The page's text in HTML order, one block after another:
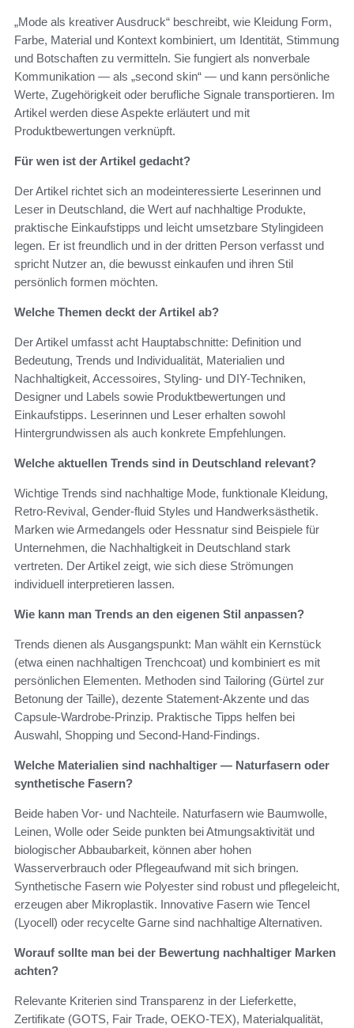
„Mode als kreativer Ausdruck“ beschreibt, wie Kleidung Form,
Farbe, Material und Kontext kombiniert, um Identität, Stimmung
und Botschaften zu vermitteln. Sie fungiert als nonverbale
Kommunikation — als „second skin“ — und kann persönliche
Werte, Zugehörigkeit oder berufliche Signale transportieren. Im
Artikel werden diese Aspekte erläutert und mit
Produktbewertungen verknüpft.
Für wen ist der Artikel gedacht?
Der Artikel richtet sich an modeinteressierte Leserinnen und
Leser in Deutschland, die Wert auf nachhaltige Produkte,
praktische Einkaufstipps und leicht umsetzbare Stylingideen
legen. Er ist freundlich und in der dritten Person verfasst und
spricht Nutzer an, die bewusst einkaufen und ihren Stil
persönlich formen möchten.
Welche Themen deckt der Artikel ab?
Der Artikel umfasst acht Hauptabschnitte: Definition und
Bedeutung, Trends und Individualität, Materialien und
Nachhaltigkeit, Accessoires, Styling- und DIY-Techniken,
Designer und Labels sowie Produktbewertungen und
Einkaufstipps. Leserinnen und Leser erhalten sowohl
Hintergrundwissen als auch konkrete Empfehlungen.
Welche aktuellen Trends sind in Deutschland relevant?
Wichtige Trends sind nachhaltige Mode, funktionale Kleidung,
Retro-Revival, Gender-fluid Styles und Handwerksästhetik.
Marken wie Armedangels oder Hessnatur sind Beispiele für
Unternehmen, die Nachhaltigkeit in Deutschland stark
vertreten. Der Artikel zeigt, wie sich diese Strömungen
individuell interpretieren lassen.
Wie kann man Trends an den eigenen Stil anpassen?
Trends dienen als Ausgangspunkt: Man wählt ein Kernstück
(etwa einen nachhaltigen Trenchcoat) und kombiniert es mit
persönlichen Elementen. Methoden sind Tailoring (Gürtel zur
Betonung der Taille), dezente Statement-Akzente und das
Capsule-Wardrobe-Prinzip. Praktische Tipps helfen bei
Auswahl, Shopping und Second-Hand-Findings.
Welche Materialien sind nachhaltiger — Naturfasern oder
synthetische Fasern?
Beide haben Vor- und Nachteile. Naturfasern wie Baumwolle,
Leinen, Wolle oder Seide punkten bei Atmungsaktivität und
biologischer Abbaubarkeit, können aber hohen
Wasserverbrauch oder Pflegeaufwand mit sich bringen.
Synthetische Fasern wie Polyester sind robust und pflegeleicht,
erzeugen aber Mikroplastik. Innovative Fasern wie Tencel
(Lyocell) oder recycelte Garne sind nachhaltige Alternativen.
Worauf sollte man bei der Bewertung nachhaltiger Marken
achten?
Relevante Kriterien sind Transparenz in der Lieferkette,
Zertifikate (GOTS, Fair Trade, OEKO-TEX), Materialqualität,